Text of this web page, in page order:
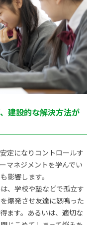
建設的な解決方法が
定になりコントロールす
マネジメントを学んでい
影響します。
、学校や塾などで孤立す
爆発させ友達に怒鳴った
ます。あるいは、適切な